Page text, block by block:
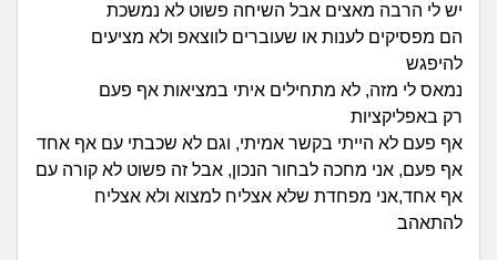
מתחם הטיפים
מדורים
זוגיות
היריון ולידה
חיפוש שאלות
הרשמה | התחברות
יש לי הרבה מאצים אבל השיחה פשוט לא נמשכת
הם מפסיקים לענות או שעוברים לווצאפ ולא מציעים
להיפגש
נמאס לי מזה, לא מתחילים איתי במציאות אף פעם
רק באפליקציות
אף פעם לא הייתי בקשר אמיתי, וגם לא שכבתי עם אף אחד
אף פעם, אני מחכה לבחור הנכון, אבל זה פשוט לא קורה עם
אף אחד,אני מפחדת שלא אצליח למצוא ולא אצליח
להתאהב